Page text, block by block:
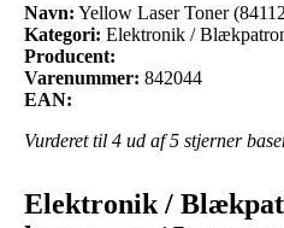
Navn: Yellow Laser Toner
Kategori: Elektronik /
Producent:
Varenummer: 842044
EAN:
Vurderet til 4 ud af 5 stjerner
Elektronik /